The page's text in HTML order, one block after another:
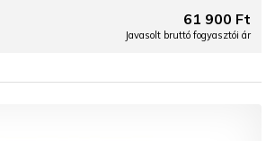
61 900 Ft
Javasolt bruttó fogyasztói ár